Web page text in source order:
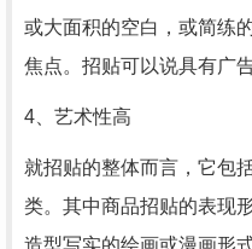
或大面积的空白，或简练
焦点。招贴可以说具有广
4、艺术性高
就招贴的整体而言，它包
类。其中商品招贴的表现
造型写实的绘画或漫画形